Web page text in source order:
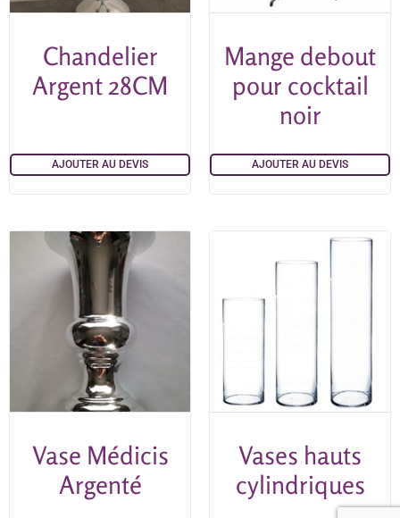
Chandelier
Argent 28CM
AJOUTER AU DEVIS
Mange debout
pour cocktail
noir
AJOUTER AU DEVIS
Vase Médicis
Argenté
Vases hauts
cylindriques